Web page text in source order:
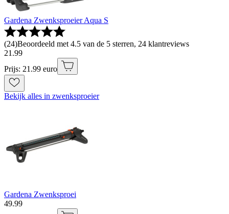
Gardena Zwenksproeier Aqua S
(24)Beoordeeld met 4.5 van de 5 sterren, 24 klantreviews
21 .99
Prijs: 21.99 euro
Bekijk alles in zwenksproeier
Gardena Zwenksproei
49.99